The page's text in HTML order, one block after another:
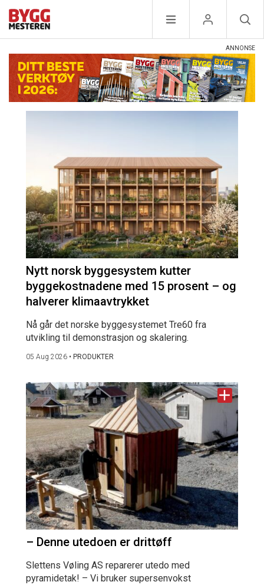
Nytt norsk byggesystem kutter
byggekostnadene med 15 prosent – og
halverer klimaavtrykket
Nå går det norske byggesystemet Tre60 fra
utvikling til demonstrasjon og skalering.
05 Aug 2026 • PRODUKTER
– Denne utedoen er drittøff
Slettens Vøling AS reparerer utedo med
pyramidetak! – Vi bruker supersenvokst